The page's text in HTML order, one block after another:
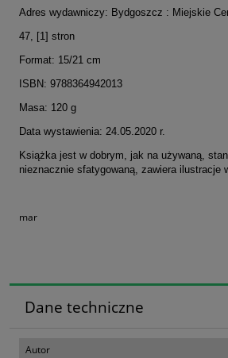
Adres wydawniczy: Bydgoszcz : Miejskie
47, [1] stron
Format: 15/21 cm
ISBN: 9788364942013
Masa: 120 g
Data wystawienia: 24.05.2020 r.
Książka jest w dobrym, jak na używaną,
nieznacznie sfatygowaną, zawiera ilustracje
mar
Dane techniczne
Autor